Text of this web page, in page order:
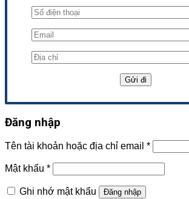
Đăng nhập
Tên tài khoản hoặc địa chỉ email *
Mật khẩu *
Ghi nhớ mật khẩu Đăng nhập